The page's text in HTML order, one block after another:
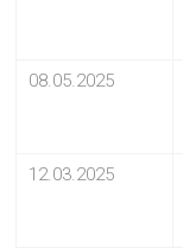
08.05.2025
12.03.2025